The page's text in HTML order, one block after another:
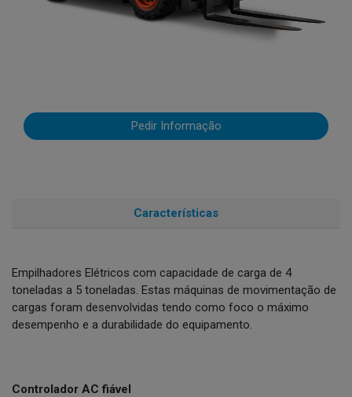
Pedir Informação
Características
Empilhadores Elétricos com capacidade de carga de 4
toneladas a 5 toneladas. Estas máquinas de movimentação de
cargas foram desenvolvidas tendo como foco o máximo
desempenho e a durabilidade do equipamento.
Controlador AC fiável